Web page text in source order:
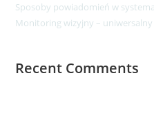
Sposoby powiadomień w
Monitoring wizyjny –
Recent Comments